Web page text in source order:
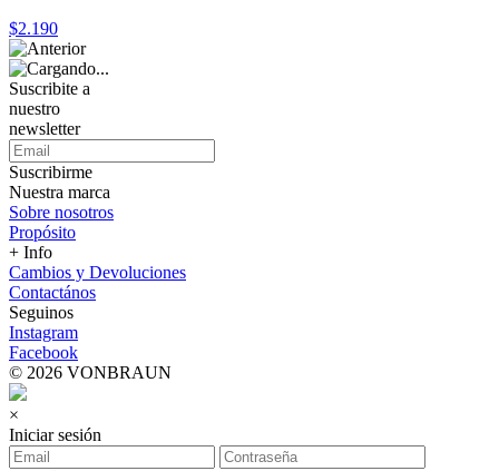
$2.190
Suscribite a
nuestro
newsletter
Suscribirme
Nuestra marca
Sobre nosotros
Propósito
+ Info
Cambios y Devoluciones
Contactános
Seguinos
Instagram
Facebook
© 2026 VONBRAUN
×
Iniciar sesión